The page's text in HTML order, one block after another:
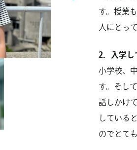
す。授業
人にとっ
2．入学し
小学校、
す。そし
話しかけ
している
のでとて